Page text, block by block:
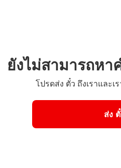
ยังไม่สามารถหา
โปรดส่ง ตั๋ว ถึงเราและเ
ส่ง